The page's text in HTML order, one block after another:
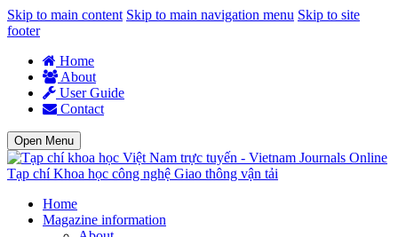
Skip to main content Skip to main navigation menu Skip to site
footer
Home
About
User Guide
Contact
Open Menu
Tạp chí Khoa học công nghệ Giao thông vận tải
Home
Magazine information